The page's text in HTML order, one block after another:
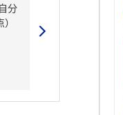
分